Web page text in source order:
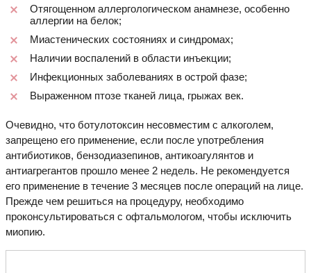
Отягощенном аллергологическом анамнезе, особенно
аллергии на белок;
Миастенических состояниях и синдромах;
Наличии воспалений в области инъекции;
Инфекционных заболеваниях в острой фазе;
Выраженном птозе тканей лица, грыжах век.
Очевидно, что ботулотоксин несовместим с алкоголем,
запрещено его применение, если после употребления
антибиотиков, бензодиазепинов, антикоагулянтов и
антиагрегантов прошло менее 2 недель. Не рекомендуется
его применение в течение 3 месяцев после операций на лице.
Прежде чем решиться на процедуру, необходимо
проконсультироваться с офтальмологом, чтобы исключить
миопию.